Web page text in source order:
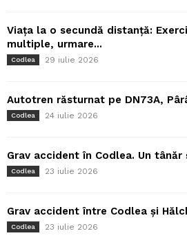
Viața la o secundă distanță:
multiple, urmare...
Codlea 29 iulie 2026
Autotren răsturnat pe DN73A,
Codlea 24 iulie 2026
Grav accident în Codlea. Un
Codlea 23 iulie 2026
Grav accident între Codlea și
Codlea 23 iulie 2026